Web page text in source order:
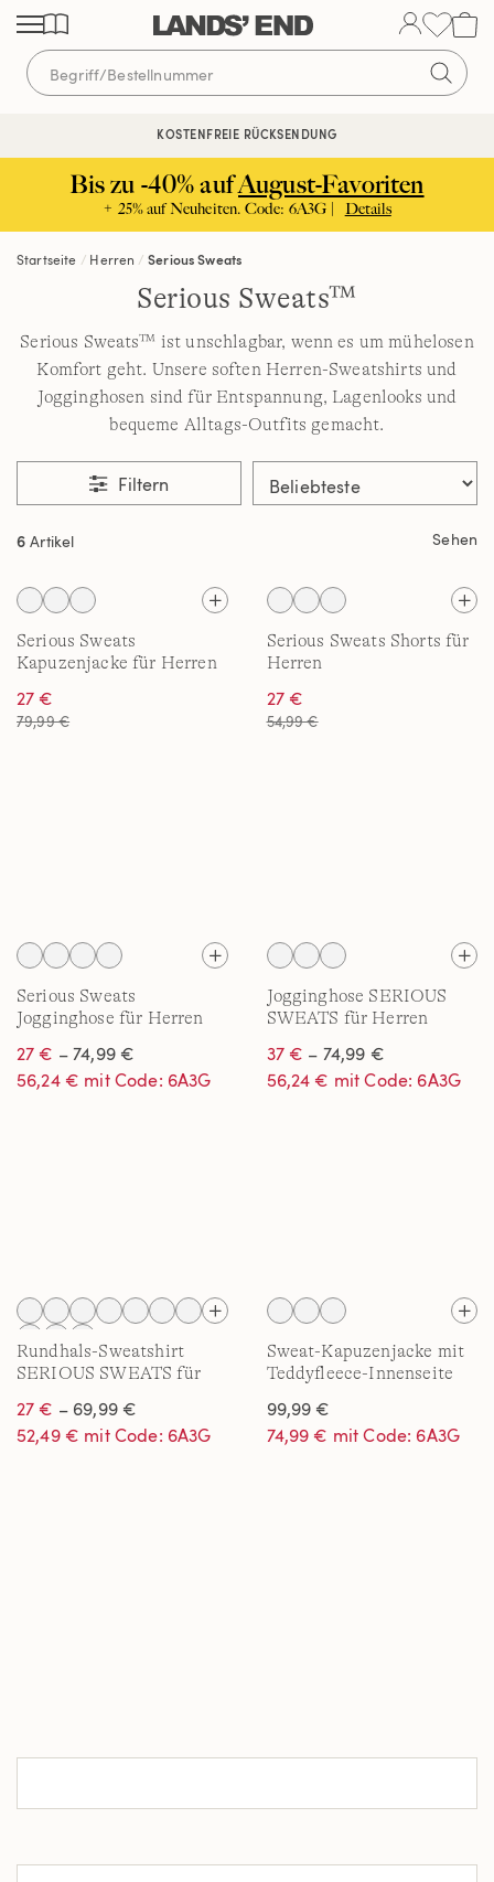
Direkt
zum
Inhalt
Direkt
zur
Navigation
Direkt
zur
Suche
KOSTENLOSE LIEFERUNG AB 120€ | VERTRAUEN SEIT 1963
KOSTENFREIE RÜCKSENDUNG
Bis zu -40% aufAugust-Favoriten
+ 25% auf Neuheiten. Code: 6A3G | Details
Startseite Herren Serious Sweats
Serious Sweats™
Serious Sweats™ ist unschlagbar, wenn es um mühelosen
Komfort geht. Unsere soften Herren-Sweatshirts und
Jogginghosen sind für Entspannung, Lagenlooks und
bequeme Alltags-Outfits gemacht.
Filtern
6 Artikel Sehen
Serious Sweats
Kapuzenjacke für Herren
27 €
79,99 €
Serious Sweats Shorts für
Herren
27 €
54,99 €
Serious Sweats
Jogginghose für Herren
27 € – 74,99 €
56,24 € mit Code: 6A3G
Jogginghose SERIOUS
SWEATS für Herren
37 € – 74,99 €
56,24 € mit Code: 6A3G
Rundhals-Sweatshirt
SERIOUS SWEATS für
27 € – 69,99 €
52,49 € mit Code: 6A3G
Sweat-Kapuzenjacke mit
Teddyfleece-Innenseite
99,99 €
74,99 € mit Code: 6A3G